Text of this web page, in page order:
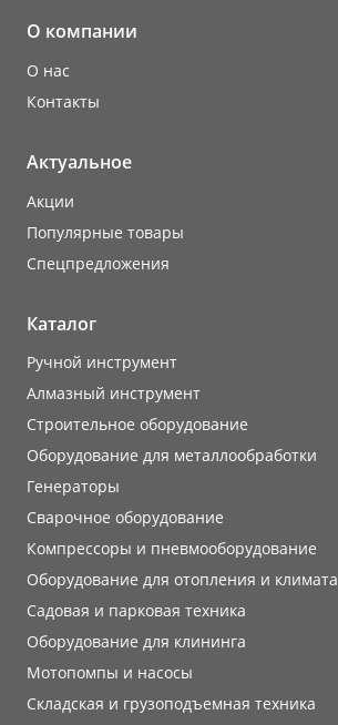
О компании
О нас
Контакты
Актуальное
Акции
Популярные товары
Cпецпредложения
Каталог
Ручной инструмент
Алмазный инструмент
Строительное оборудование
Оборудование для металлообработки
Генераторы
Сварочное оборудование
Компрессоры и пневмооборудование
Оборудование для отопления и климата
Садовая и парковая техника
Оборудование для клининга
Мотопомпы и насосы
Складская и грузоподъемная техника